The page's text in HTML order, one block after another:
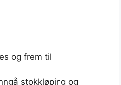
og frem til
stokkløping og